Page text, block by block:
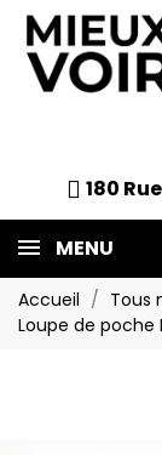
180
MENU
Accueil Tous
Loupe de poche